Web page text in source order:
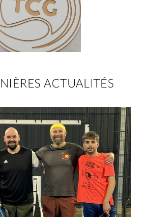
ACTUALITÉS